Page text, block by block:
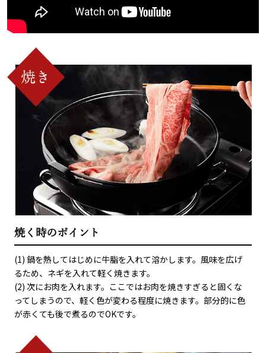
焼く時のポイント
(1) 鍋を熱してはじめに牛脂を入れて溶かします。風味を広げ
るため、ネギを入れて軽く焼きます。
(2) 次にお肉を入れます。ここではお肉を焼きすぎると固くな
ってしまうので、軽く色が変わる程度に焼きます。部分的に色
が赤くても後で煮るのでOKです。